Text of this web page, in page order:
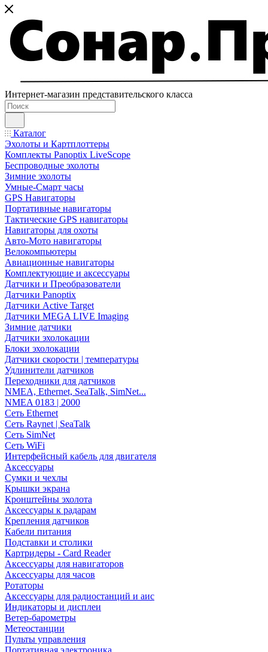
Интернет-магазин представительского класса
Каталог
Эхолоты и Картплоттеры
Комплекты Panoptix LiveScope
Беспроводные эхолоты
Зимние эхолоты
Умные-Смарт часы
GPS Навигаторы
Портативные навигаторы
Тактические GPS навигаторы
Навигаторы для охоты
Авто-Мото навигаторы
Велокомпьютеры
Авиационные навигаторы
Комплектующие и аксессуары
Датчики и Преобразователи
Датчики Panoptix
Датчики Active Target
Датчики MEGA LIVE Imaging
Зимние датчики
Датчики эхолокации
Блоки эхолокации
Датчики скорости | температуры
Удлинители датчиков
Переходники для датчиков
NMEA, Ethernet, SeaTalk, SimNet...
NMEA 0183 | 2000
Сеть Ethernet
Сеть Raynet | SeaTalk
Сеть SimNet
Сеть WiFi
Интерфейсный кабель для двигателя
Аксессуары
Сумки и чехлы
Крышки экрана
Кронштейны эхолота
Аксессуары к радарам
Крепления датчиков
Кабели питания
Подставки и столики
Картридеры - Card Reader
Аксессуары для навигаторов
Аксессуары для часов
Ротаторы
Аксессуары для радиостанций и аис
Индикаторы и дисплеи
Ветер-барометры
Метеостанции
Пульты управления
Портативная электроника